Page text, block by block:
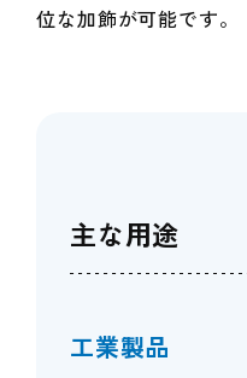
位な加飾が可能です。
主な用途
工業製品